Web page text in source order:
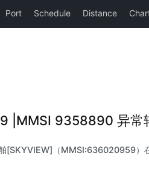
|MMSI 9358890 异常
[SKYVIEW]（MMSI:636020959）